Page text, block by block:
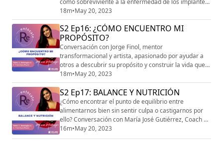
mamarios.
18m•May 20, 2023
S2 Ep16: ¿CÓMO ENCUENTRO MI
PROPÓSITO?
Conversación con Jorge Finol, mentor
transformacional y artista, apasionado por ayudar a
otros a descubrir su propósito y construir la vida que
mereces.
18m•May 20, 2023
S2 Ep17: BALANCE Y NUTRICIÓN
¿Cómo encontrar el punto de equilibrio entre
alimentarnos bien sin sentir culpa o castigarnos por
ello? Conversación con María José Gutiérrez, Coach en
Nutrición Integrativa.
16m•May 20, 2023